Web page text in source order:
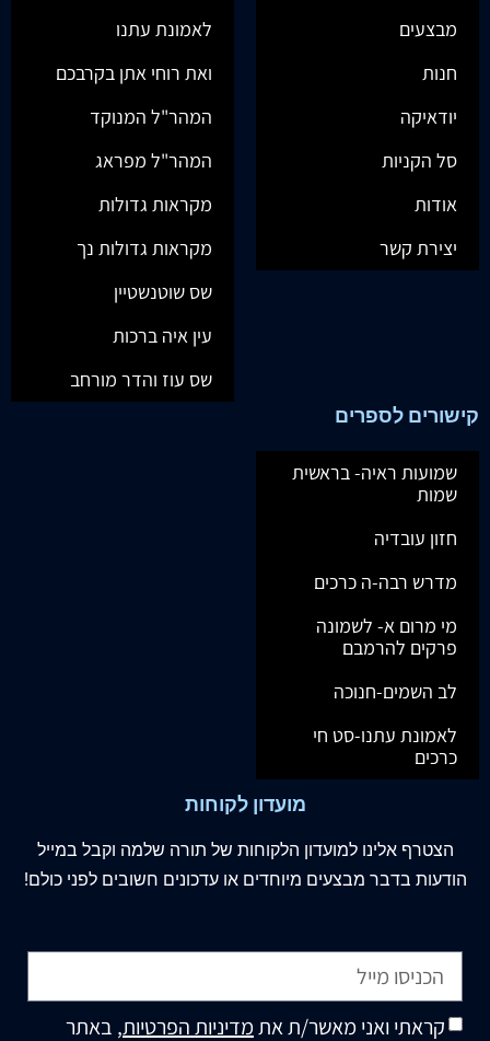
מבצעים
חנות
יודאיקה
סל הקניות
אודות
יצירת קשר
לאמונת עתנו
ואת רוחי אתן בקרבכם
המהר"ל המנוקד
המהר"ל מפראג
מקראות גדולות
מקראות גדולות נך
שס שוטנשטיין
עין איה ברכות
שס עוז והדר מורחב
קישורים לספרים
שמועות ראיה- בראשית
שמות
חזון עובדיה
מדרש רבה-ה כרכים
מי מרום א- לשמונה
פרקים להרמבם
לב השמים-חנוכה
לאמונת עתנו-סט חי
כרכים
מועדון לקוחות
הצטרף אלינו למועדון הלקוחות של תורה שלמה וקבל במייל
הודעות בדבר מבצעים מיוחדים או עדכונים חשובים לפני כולם!
קראתי ואני מאשר/ת אתמדיניות הפרטיות, באתר